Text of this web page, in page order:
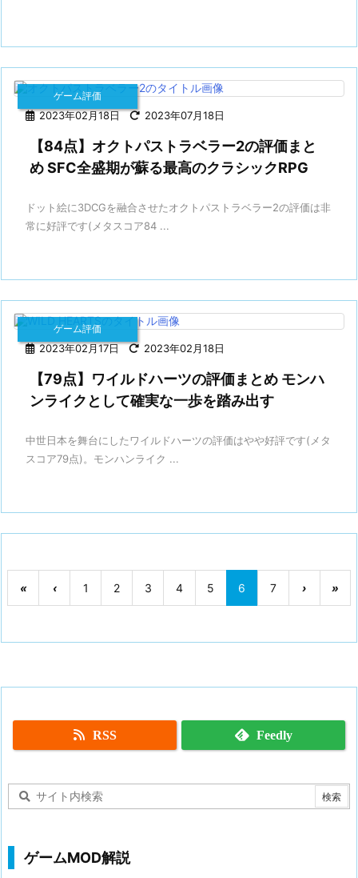
2023年02月18日 2023年07月18日
ゲーム評価
【84点】オクトパストラベラー2の評価まと
め SFC全盛期が蘇る最高のクラシックRPG
ドット絵に3DCGを融合させたオクトパストラベラー2の評価は非
常に好評です(メタスコア84 ...
2023年02月17日 2023年02月18日
ゲーム評価
【79点】ワイルドハーツの評価まとめ モンハ
ンライクとして確実な一歩を踏み出す
中世日本を舞台にしたワイルドハーツの評価はやや好評です(メタ
スコア79点)。モンハンライク ...
« ‹ 1 2 3 4 5 6 7 › »
RSS Feedly
ゲームMOD解説